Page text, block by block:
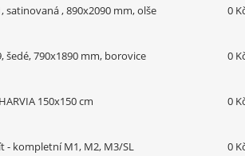
satinovaná , 890x2090 mm, olše 0
šedé, 790x1890 mm, borovice 0
150x150 cm 0
- kompletní M1, M2, M3/SL 0